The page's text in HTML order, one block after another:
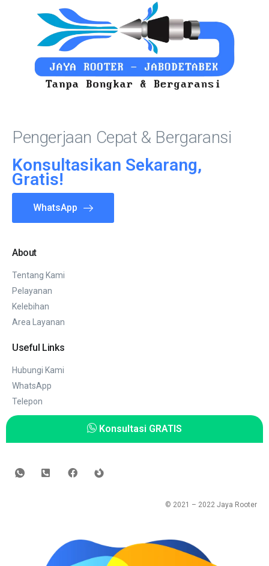
Pengerjaan Cepat & Bergaransi
Konsultasikan Sekarang,
Gratis!
WhatsApp
About
Tentang Kami
Pelayanan
Kelebihan
Area Layanan
Useful Links
Hubungi Kami
WhatsApp
Telepon
Konsultasi GRATIS
© 2021 – 2022 Jaya Rooter